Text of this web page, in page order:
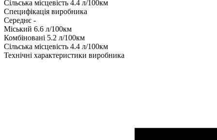
Сільська місцевість 4.4 л/100км
Специфікація виробника
Середнє -
Міський 6.6 л/100км
Комбіновані 5.2 л/100км
Сільська місцевість 4.4 л/100км
Технічні характеристики виробника